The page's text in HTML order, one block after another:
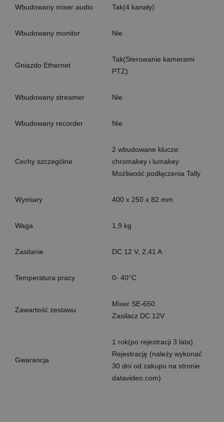
Wbudowany mixer audio Tak(4 kanały)
Wbudowany monitor Nie
Gniazdo Ethernet
Tak(Sterowanie kamerami
PTZ)
Wbudowany streamer Nie
Wbudowany recorder Nie
Cechy szczególne
2 wbudowane klucze:
chromakey i lumakey
Możliwość podłączenia Tally
Wymiary 400 x 250 x 82 mm
Waga 1,9 kg
Zasilanie DC 12 V, 2,41 A
Temperatura pracy 0- 40°C
Zawartość zestawu
Mixer SE-650
Zasilacz DC 12V
Gwarancja
1 rok(po rejestracji 3 lata).
Rejestrację (należy wykonać
30 dni od zakupu na stronie
datavideo.com)